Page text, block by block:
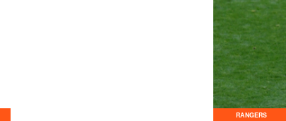
RANGERS